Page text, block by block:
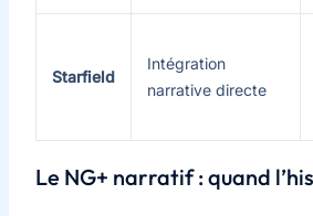
Starfield
Intégration
narrative directe
Le NG+ narratif : quand